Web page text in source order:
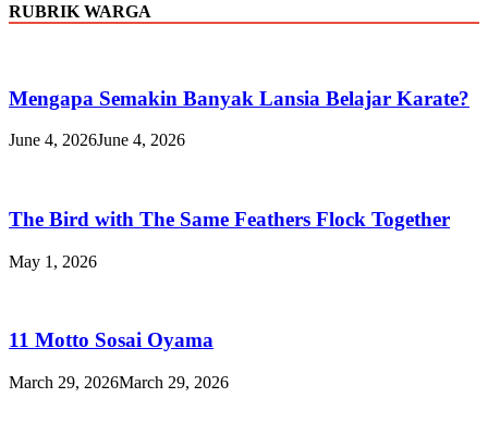
RUBRIK WARGA
Mengapa Semakin Banyak Lansia Belajar Karate?
June 4, 2026June 4, 2026
The Bird with The Same Feathers Flock Together
May 1, 2026
11 Motto Sosai Oyama
March 29, 2026March 29, 2026